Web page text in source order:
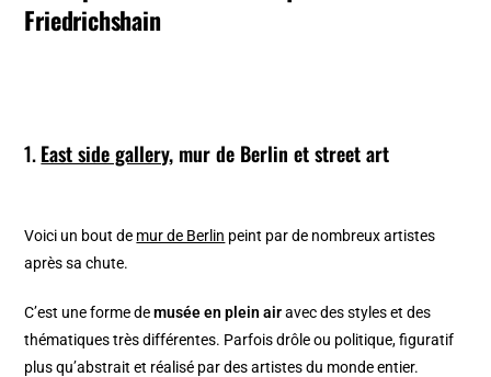
Friedrichshain
1.East side gallery, mur de Berlin et street art
Voici un bout de mur de Berlin peint par de nombreux artistes
après sa chute.
C’est une forme demusée en plein airavec des styles et des
thématiques très différentes. Parfois drôle ou politique, figuratif
plus qu’abstrait et réalisé par des artistes du monde entier.